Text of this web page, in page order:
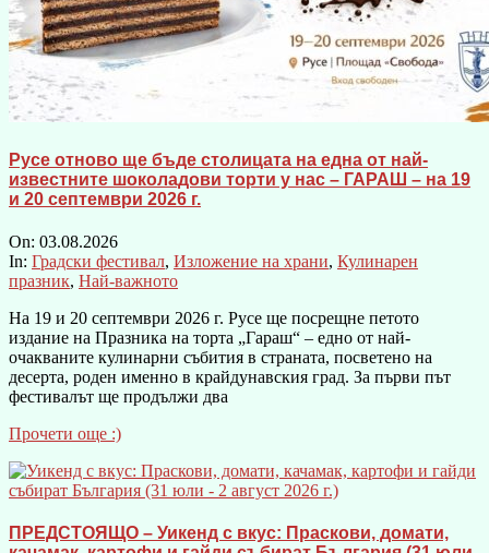
Русе отново ще бъде столицата на една от най-
известните шоколадови торти у нас – ГАРАШ – на 19
и 20 септември 2026 г.
On: 03.08.2026
In: Градски фестивал, Изложение на храни, Кулинарен
празник, Най-важното
На 19 и 20 септември 2026 г. Русе ще посрещне петото
издание на Празника на торта „Гараш“ – едно от най-
очакваните кулинарни събития в страната, посветено на
десерта, роден именно в крайдунавския град. За първи път
фестивалът ще продължи два
Прочети още :)
ПРЕДСТОЯЩО – Уикенд с вкус: Праскови, домати,